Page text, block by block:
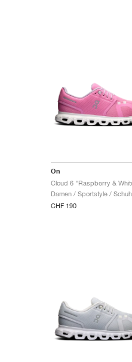
On
Cloud 6 "Raspberry &
Damen / Sportstyle /
CHF 190